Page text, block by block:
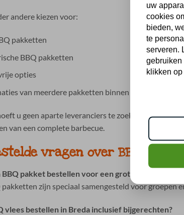
andere kiezen voor:
pakketten
BBQ pakketten
opties
van meerdere pakketten binnen één bestelling
u geen aparte leveranciers te zoeken en kunt u
van een complete barbecue.
vragen over BBQ Breda
BBQ pakket bestellen voor een grote groep?
pakketten zijn speciaal samengesteld voor
vlees bestellen in Breda inclusief bijgerechten?
uw
cookies
bieden,
te
serveren.
gebruiken
klikken